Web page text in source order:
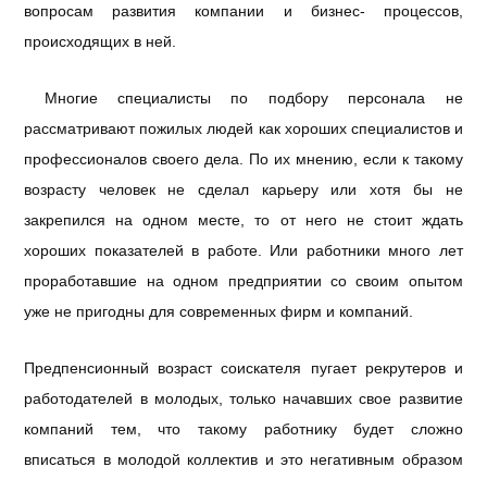
вопросам развития компании и бизнес- процессов,
происходящих в ней.
Многие специалисты по подбору персонала не
рассматривают пожилых людей как хороших специалистов и
профессионалов своего дела. По их мнению, если к такому
возрасту человек не сделал карьеру или хотя бы не
закрепился на одном месте, то от него не стоит ждать
хороших показателей в работе. Или работники много лет
проработавшие на одном предприятии со своим опытом
уже не пригодны для современных фирм и компаний.
Предпенсионный возраст соискателя пугает рекрутеров и
работодателей в молодых, только начавших свое развитие
компаний тем, что такому работнику будет сложно
вписаться в молодой коллектив и это негативным образом